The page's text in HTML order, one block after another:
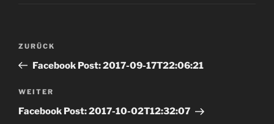
Beitrags-
Vorheriger
Beitrag
ZURÜCK
Facebook Post: 2017-09-17T22:06:21
Nächster
Beitrag
WEITER
Facebook Post: 2017-10-02T12:32:07